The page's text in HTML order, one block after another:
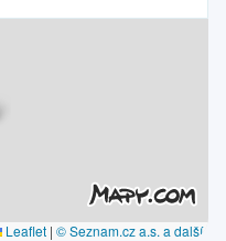
Leaflet | © Seznam.cz a.s. a další